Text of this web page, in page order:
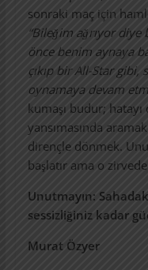
sonraki maç için
“Bileğim ağrıyor
önce benim aynaya
çıkıp bir All-Star
oynamaya devam
kumaşı budur; hatayı
yansımasında
dirençle dönmek.
başlatır ama o
Unutmayın:
sessizliğiniz kadar
Murat Özyer